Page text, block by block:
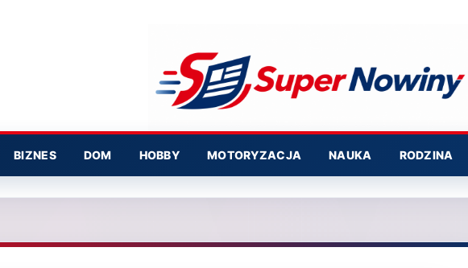
BIZNES DOM HOBBY MOTORYZACJA NAUKA RODZINA